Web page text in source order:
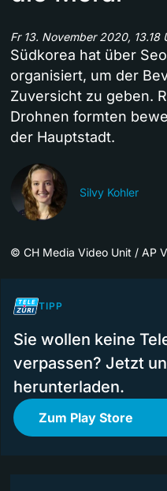
Fr 13. November 2020, 13.18
Südkorea hat über
organisiert, um der
Zuversicht zu geben.
Drohnen formten
der Hauptstadt.
Silvy Kohler
© CH Media Video Unit / AP
TIPP
Sie wollen keine
verpassen? Jetzt
herunterladen.
Zum Play Store